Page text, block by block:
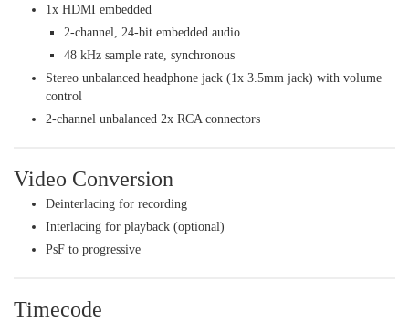
1x HDMI embedded
2-channel, 24-bit embedded audio
48 kHz sample rate, synchronous
Stereo unbalanced headphone jack (1x 3.5mm jack) with volume
control
2-channel unbalanced 2x RCA connectors
Video Conversion
Deinterlacing for recording
Interlacing for playback (optional)
PsF to progressive
Timecode